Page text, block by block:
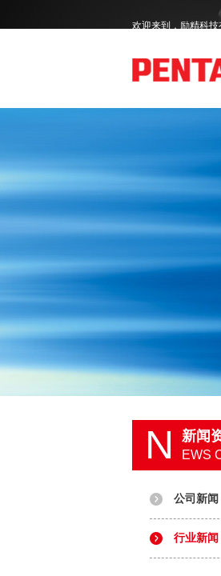
欢迎来
N 新闻
EWS
公司新闻
行业新闻